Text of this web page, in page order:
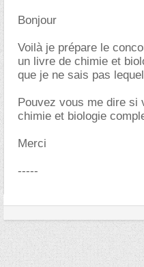
Bonjour
Voilà je prépare le
un livre de chimie et
que je ne sais pas
Pouvez vous me dire si
chimie et biologie
Merci
-----